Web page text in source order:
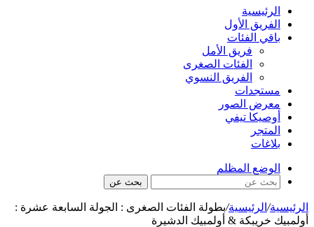
الرئيسية
الفريق الأول
باقي الفئات
فريق الأمل
الفئات الصغرى
الفريق النسوي
مستجدات
معرض الصور
أوصيكا تيفي
المتجر
بلاغات
الوضع المظلم
بحث عن
الرئيسية/ الرئيسية/بطولة الفئات الصغرى : الجولة السابعة عشرة :
أولمبيك خريبكة & أولمبيك الدشيرة